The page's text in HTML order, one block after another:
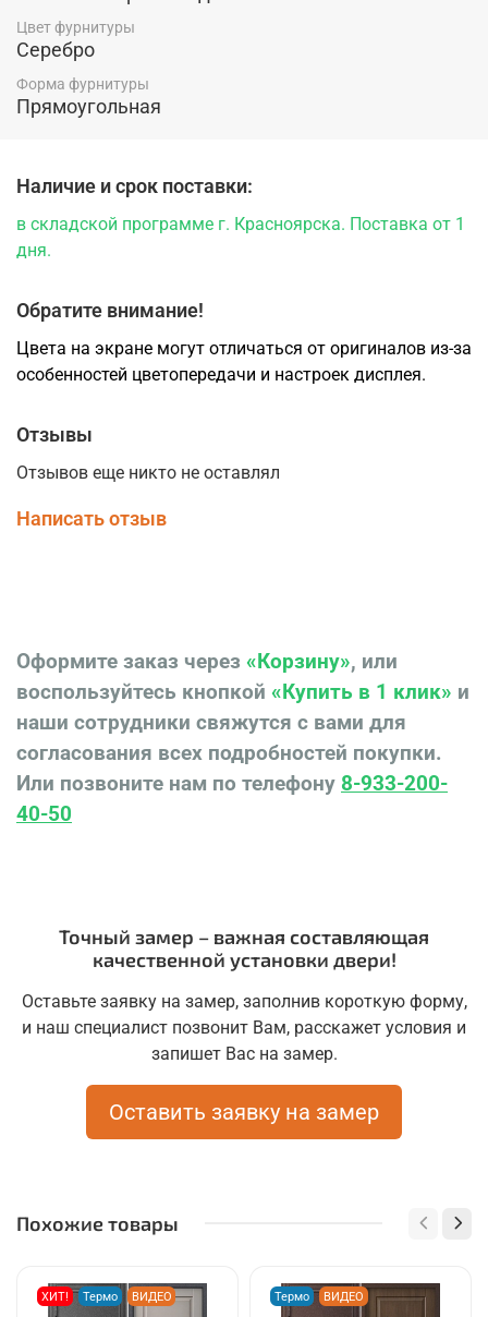
Цвет фурнитуры
Серебро
Форма фурнитуры
Прямоугольная
Наличие и срок поставки:
в складской программе г. Красноярска. Поставка от 1
дня.
Обратите внимание!
Цвета на экране могут отличаться от оригиналов из-за
особенностей цветопередачи и настроек дисплея.
Отзывы
Отзывов еще никто не оставлял
Написать отзыв
Оформите заказ через «Корзину», или
воспользуйтесь кнопкой «Купить в 1 клик» и
наши сотрудники свяжутся с вами для
согласования всех подробностей покупки.
Или позвоните нам по телефону 8-933-200-
40-50
Точный замер – важная составляющая
качественной установки двери!
Оставьте заявку на замер, заполнив короткую форму,
и наш специалист позвонит Вам, расскажет условия и
запишет Вас на замер.
Оставить заявку на замер
Похожие товары
ХИТ! Термо ВИДЕО Термо ВИДЕО